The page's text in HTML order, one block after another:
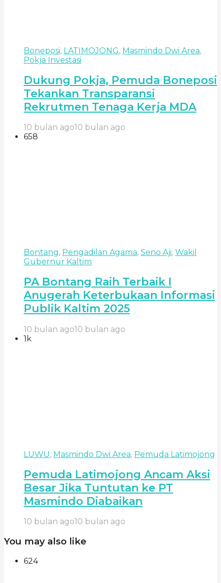
Boneposi, LATIMOJONG, Masmindo Dwi Area,
Pokja Investasi
Dukung Pokja, Pemuda Boneposi
Tekankan Transparansi
Rekrutmen Tenaga Kerja MDA
10 bulan ago10 bulan ago
658
Bontang, Pengadilan Agama, Seno Aji, Wakil
Gubernur Kaltim
PA Bontang Raih Terbaik I
Anugerah Keterbukaan Informasi
Publik Kaltim 2025
10 bulan ago10 bulan ago
1k
LUWU, Masmindo Dwi Area, Pemuda Latimojong
Pemuda Latimojong Ancam Aksi
Besar Jika Tuntutan ke PT
Masmindo Diabaikan
10 bulan ago10 bulan ago
You may also like
624